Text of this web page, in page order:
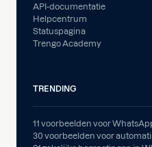
API-documentatie
Helpcentrum
Statuspagina
Trengo Academy
TRENDING
11 voorbeelden voor
30 voorbeelden voor